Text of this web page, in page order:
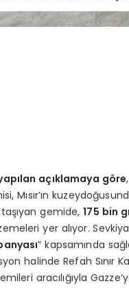
açıklamaya göre
Mısır’ın
taşıyan gemide,175 bin
yer alıyor.
” kapsamında
halinde Refah Sınır
aracılığıyla